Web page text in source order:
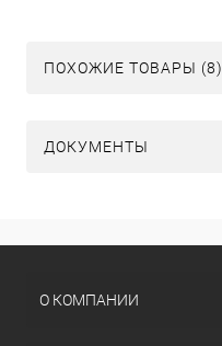
ПОХОЖИЕ ТОВАРЫ (8)
ДОКУМЕНТЫ
О КОМПАНИИ